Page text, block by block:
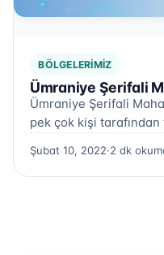
BÖLGELERIMIZ
Ümraniye Şerifali
Ümraniye Şerifali
pek çok kişi
Şubat 10, 2022·2 dk